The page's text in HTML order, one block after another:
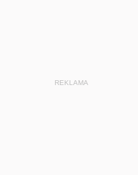
REKLAMA